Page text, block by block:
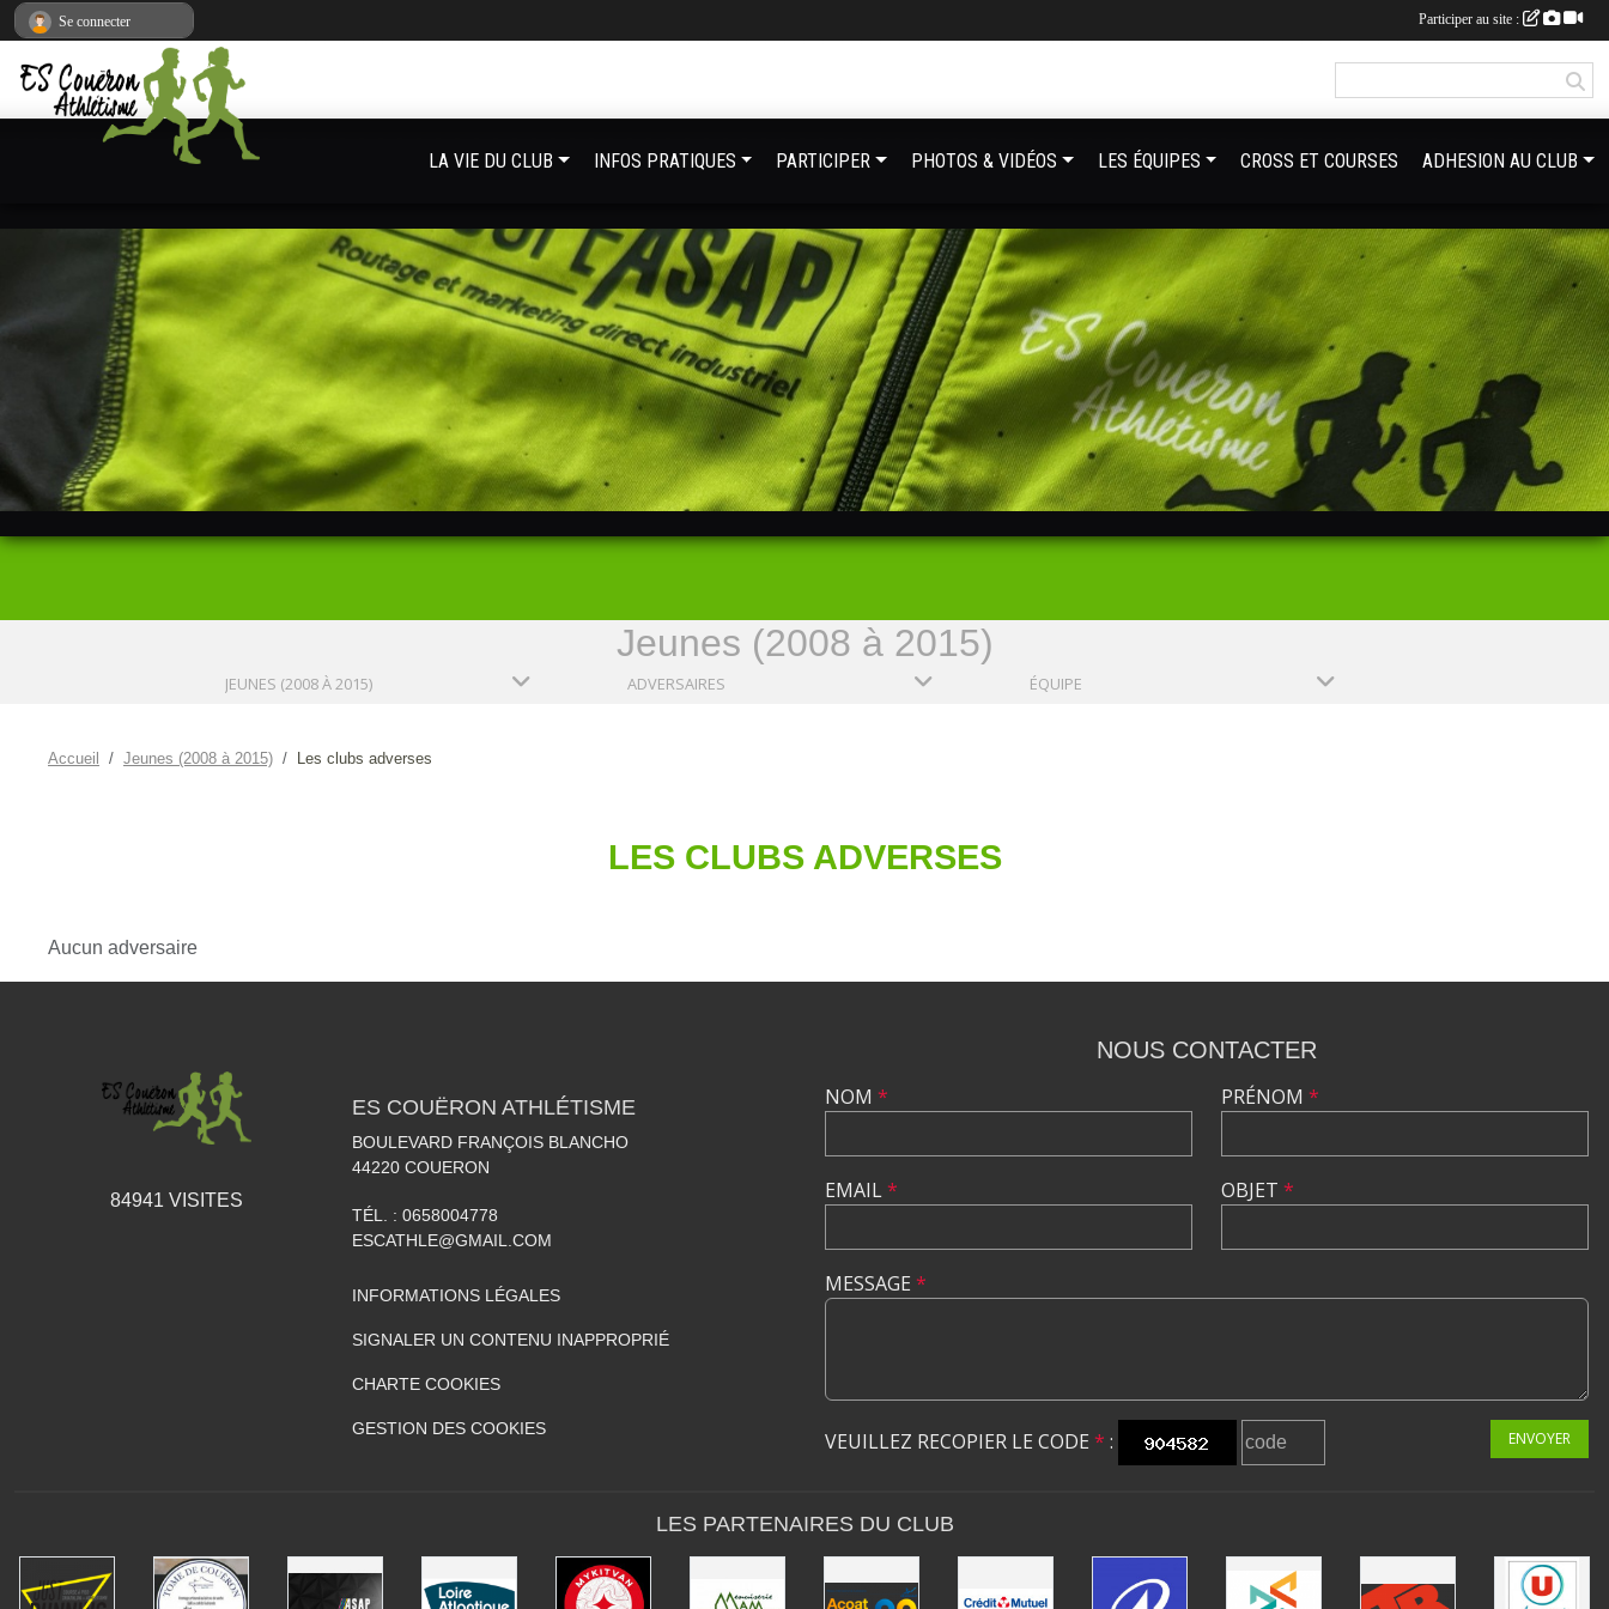
Jeunes (2008 à 2015)
JEUNES (2008 À 2015) ADVERSAIRES ÉQUIPE
Accueil Jeunes (2008 à 2015) Les clubs adverses
LES CLUBS ADVERSES
Aucun adversaire
LA VIE DU CLUB INFOS PRATIQUES PARTICIPER PHOTOS & VIDÉOS LES ÉQUIPES CROSS ET COURSES ADHESION AU CLUB
84941 VISITES
ES COUËRON ATHLÉTISME
BOULEVARD FRANÇOIS BLANCHO
44220 COUERON
TÉL. : 0658004778
ESCATHLE@GMAIL.COM
INFORMATIONS LÉGALES
SIGNALER UN CONTENU INAPPROPRIÉ
CHARTE COOKIES
GESTION DES COOKIES
NOUS CONTACTER
NOM *
EMAIL*
PRÉNOM *
OBJET *
MESSAGE *
VEUILLEZ RECOPIER LE CODE * : ENVOYER
LES PARTENAIRES DU CLUB
Se connecter Participer au site :
Panneau de gestion des cookies